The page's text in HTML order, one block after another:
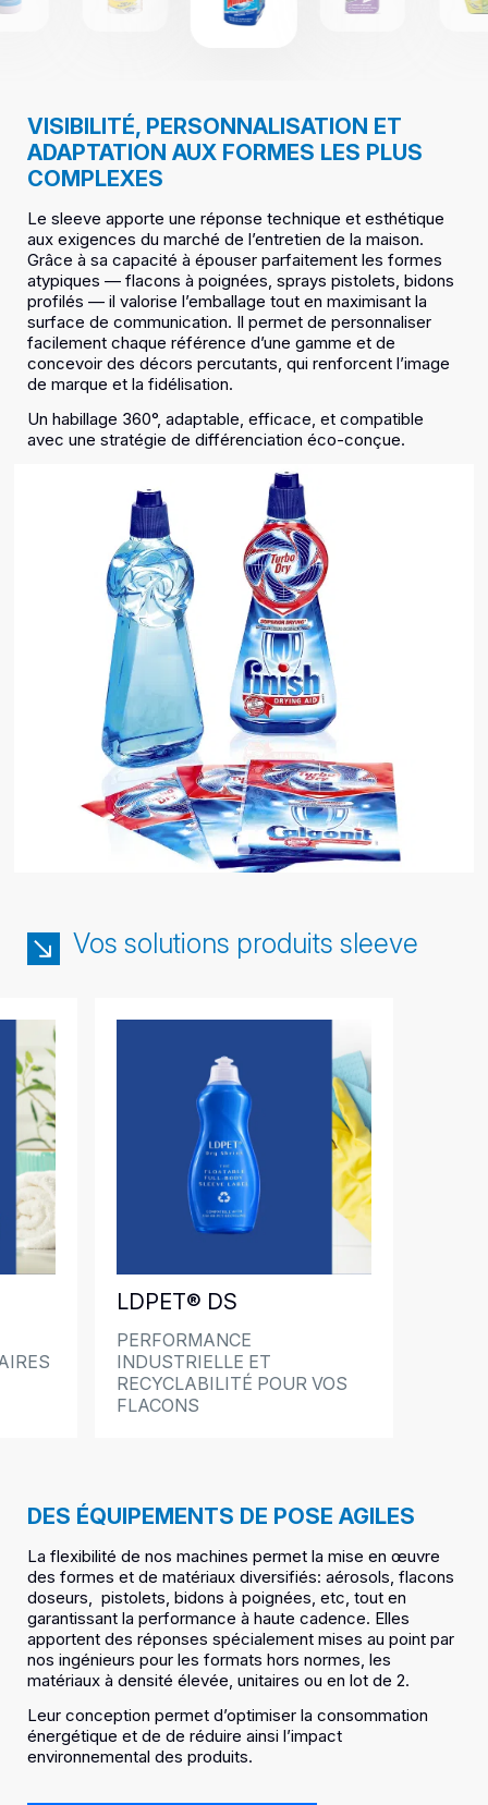
VISIBILITÉ, PERSONNALISATION ET
ADAPTATION AUX FORMES LES PLUS
COMPLEXES
Le sleeve apporte une réponse technique et esthétique
aux exigences du marché de l’entretien de la maison.
Grâce à sa capacité à épouser parfaitement les formes
atypiques — flacons à poignées, sprays pistolets, bidons
profilés — il valorise l’emballage tout en maximisant la
surface de communication. Il permet de personnaliser
facilement chaque référence d’une gamme et de
concevoir des décors percutants, qui renforcent l’image
de marque et la fidélisation.
Un habillage 360°, adaptable, efficace, et compatible
avec une stratégie de différenciation éco-conçue.
Vos solutions produits sleeve
LDPET® DS
PERFORMANCE
INDUSTRIELLE ET
RECYCLABILITÉ POUR VOS
FLACONS
DES ÉQUIPEMENTS DE POSE AGILES
La flexibilité de nos machines permet la mise en œuvre
des formes et de matériaux diversifiés: aérosols, flacons
doseurs, pistolets, bidons à poignées, etc, tout en
garantissant la performance à haute cadence. Elles
apportent des réponses spécialement mises au point par
nos ingénieurs pour les formats hors normes, les
matériaux à densité élevée, unitaires ou en lot de 2.
Leur conception permet d’optimiser la consommation
énergétique et de de réduire ainsi l’impact
environnemental des produits.